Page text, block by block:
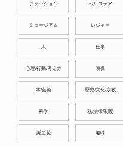
ファッション ヘルスケア
ミュージアム レジャー
人 仕事
心理/行動/考え方 映像
本/芸術 歴史/文化/宗教
科学 税/法律/制度
誕生花 趣味